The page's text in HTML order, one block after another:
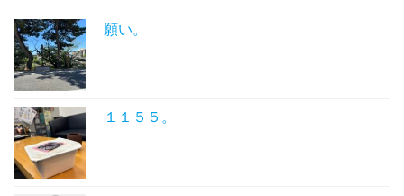
願い。
１１５５。